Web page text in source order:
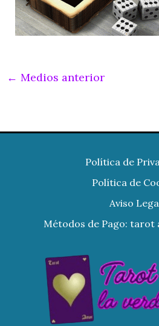
← Medios anterior
Política de
Política de
Aviso
Métodos de Pago: tarot